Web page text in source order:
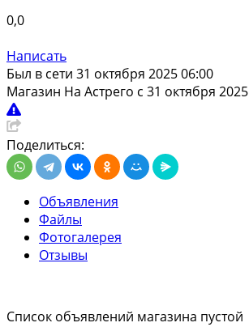
0,0
Написать
Был в сети 31 октября 2025 06:00
Магазин На Астрего с 31 октября 2025
Поделиться:
Объявления
Файлы
Фотогалерея
Отзывы
Список объявлений магазина пустой